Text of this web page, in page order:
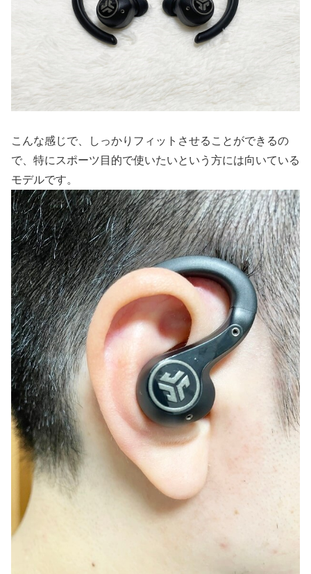
こんな感じで、しっかりフィットさせることができるの
で、特にスポーツ目的で使いたいという方には向いている
モデルです。